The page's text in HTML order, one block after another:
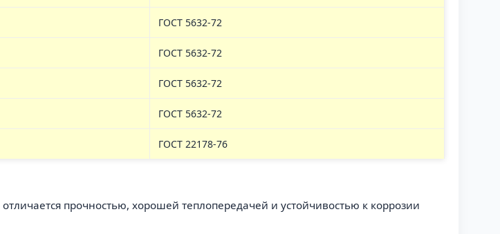
ГОСТ 5632-72
ГОСТ 5632-72
ГОСТ 5632-72
ГОСТ 5632-72
ГОСТ 22178-76
прочностью, хорошей теплопередачей и устойчивостью к коррозии